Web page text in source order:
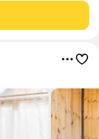
сад, школа,